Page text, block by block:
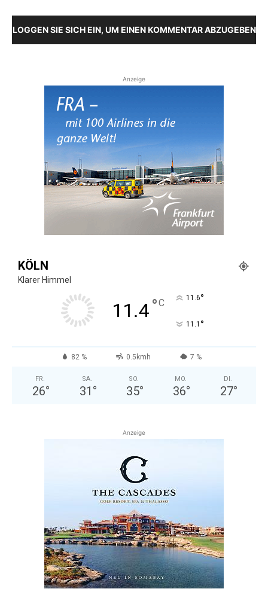
LOGGEN SIE SICH EIN, UM EINEN KOMMENTAR ABZUGEBEN
Anzeige
KÖLN
Klarer Himmel
11.4°C 11.6°
11.1 °
82 % 0.5kmh 7 %
FR.
26°
SA.
31 °
SO.
35°
MO.
36°
DI.
27°
Anzeige